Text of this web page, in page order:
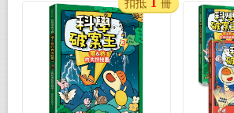
扣抵 1 冊